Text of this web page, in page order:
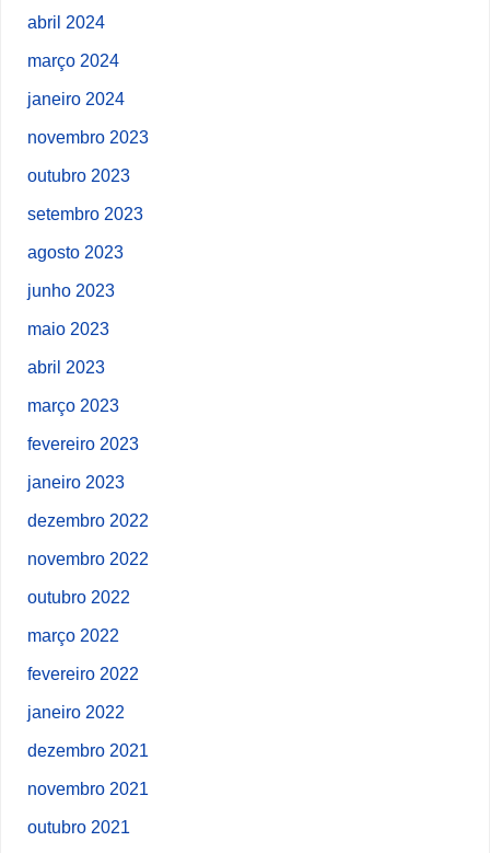
abril 2024
março 2024
janeiro 2024
novembro 2023
outubro 2023
setembro 2023
agosto 2023
junho 2023
maio 2023
abril 2023
março 2023
fevereiro 2023
janeiro 2023
dezembro 2022
novembro 2022
outubro 2022
março 2022
fevereiro 2022
janeiro 2022
dezembro 2021
novembro 2021
outubro 2021